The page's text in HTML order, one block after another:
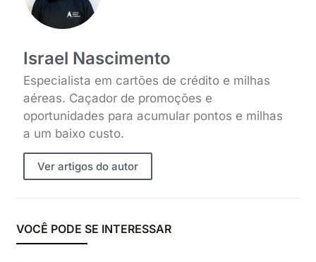
Israel Nascimento
Especialista em cartões de crédito e milhas
aéreas. Caçador de promoções e
oportunidades para acumular pontos e milhas
a um baixo custo.
Ver artigos do autor
VOCÊ PODE SE INTERESSAR